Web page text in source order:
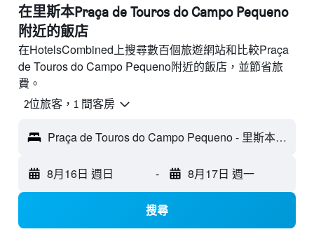
​在里斯本Praça de Touros do Campo Pequeno
附近​的飯店
在HotelsCombined上搜尋數百個旅遊網站和比較Praça
de Touros do Campo Pequeno附近的飯店，並節省旅
費。
2位旅客，1 間客房
Praça de Touros do Campo Pequeno - 里斯本, 葡萄牙
8月16日 週日 - 8月17日 週一
搜尋